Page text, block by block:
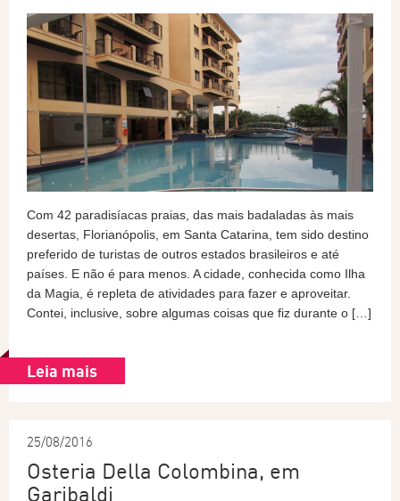
Com 42 paradisíacas praias, das mais badaladas às mais
desertas, Florianópolis, em Santa Catarina, tem sido destino
preferido de turistas de outros estados brasileiros e até
países. E não é para menos. A cidade, conhecida como Ilha
da Magia, é repleta de atividades para fazer e aproveitar.
Contei, inclusive, sobre algumas coisas que fiz durante o […]
Leia mais
25/08/2016
Osteria Della Colombina, em
Garibaldi